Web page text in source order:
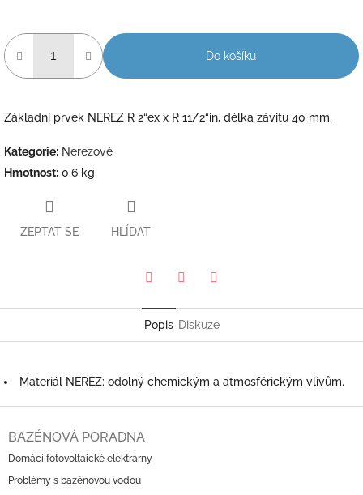
Do košíku
Základní prvek NEREZ R 2“ex x R 11/2“in, délka závitu 40 mm.
Kategorie: Nerezové
Hmotnost: 0.6 kg
ZEPTAT SE HLÍDAT
Popis Diskuze
Materiál NEREZ: odolný chemickým a atmosférickým vlivům.
BAZÉNOVÁ PORADNA
Domácí fotovoltaické elektrárny
Problémy s bazénovou vodou